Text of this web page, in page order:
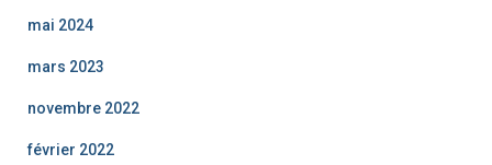
mai 2024
mars 2023
novembre 2022
février 2022